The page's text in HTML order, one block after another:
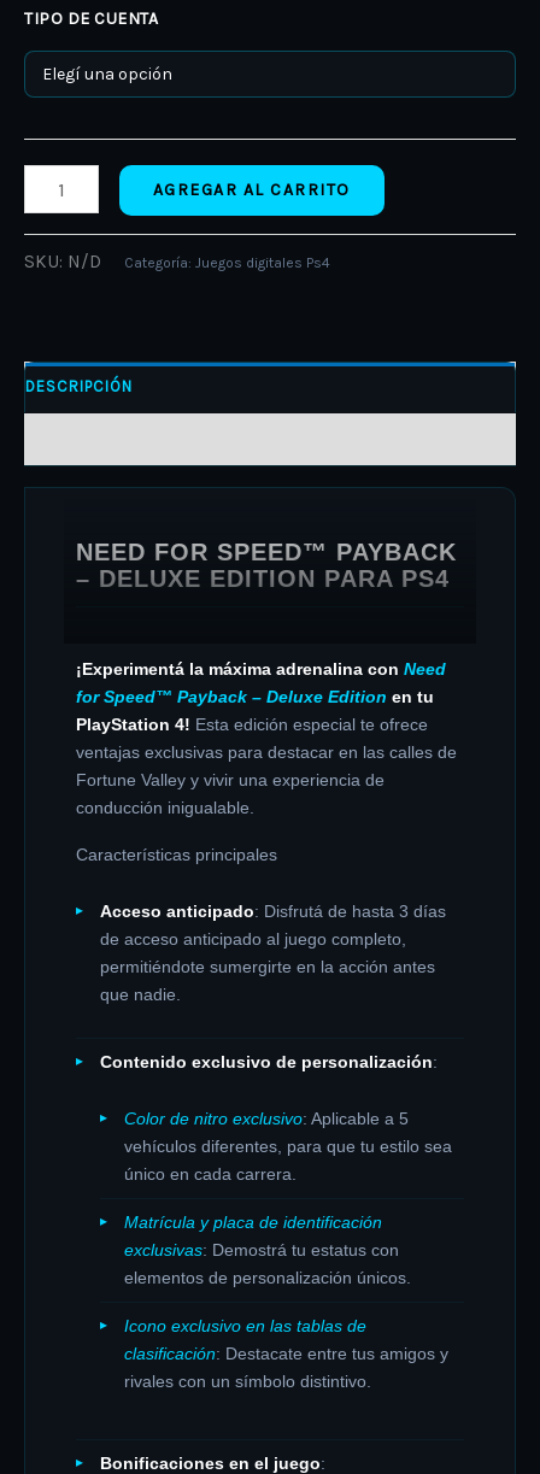
TIPO DE CUENTA
AGREGAR AL CARRITO
SKU: N/D Categoría: Juegos digitales Ps4
DESCRIPCIÓN
NEED FOR SPEED™ PAYBACK
– DELUXE EDITION PARA PS4
¡Experimentá la máxima adrenalina con Need
for Speed™ Payback – Deluxe Edition en tu
PlayStation 4! Esta edición especial te ofrece
ventajas exclusivas para destacar en las calles de
Fortune Valley y vivir una experiencia de
conducción inigualable.
Características principales
Acceso anticipado: Disfrutá de hasta 3 días
de acceso anticipado al juego completo,
permitiéndote sumergirte en la acción antes
que nadie.
Contenido exclusivo de personalización:
Color de nitro exclusivo: Aplicable a 5
vehículos diferentes, para que tu estilo sea
único en cada carrera.
Matrícula y placa de identificación
exclusivas: Demostrá tu estatus con
elementos de personalización únicos.
Icono exclusivo en las tablas de
clasificación: Destacate entre tus amigos y
rivales con un símbolo distintivo.
Bonificaciones en el juego: